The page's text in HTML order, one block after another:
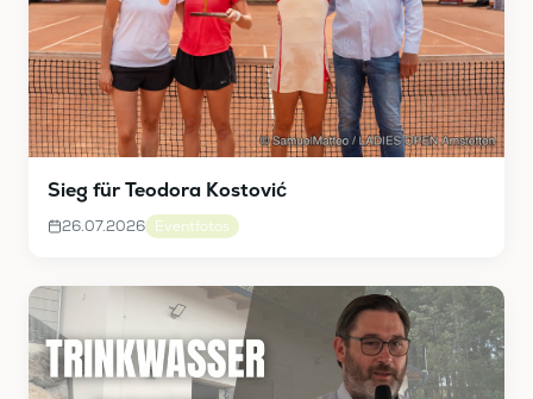
Sieg für Teodora Kostović
26.07.2026 Eventfotos